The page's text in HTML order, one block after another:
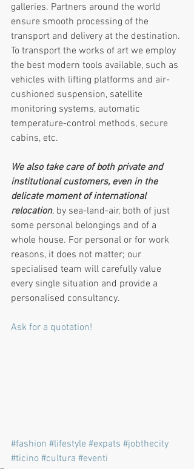
galleries. Partners around the world
ensure smooth processing of the
transport and delivery at the destination.
To transport the works of art we employ
the best modern tools available, such as
vehicles with lifting platforms and air-
cushioned suspension, satellite
monitoring systems, automatic
temperature-control methods, secure
cabins, etc.
We also take care of both private and
institutional customers, even in the
delicate moment of international
relocation, by sea-land-air, both of just
some personal belongings and of a
whole house. For personal or for work
reasons, it does not matter; our
specialised team will carefully value
every single situation and provide a
personalised consultancy.
Ask for a quotation!
#fashion #lifestyle #expats #jobthecity
#ticino #cultura #eventi